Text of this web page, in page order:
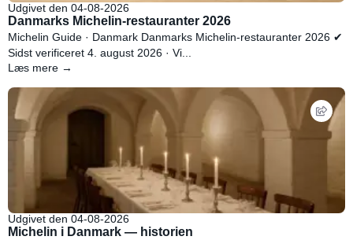
Udgivet den 04-08-2026
Danmarks Michelin-restauranter 2026
Michelin Guide · Danmark Danmarks Michelin-restauranter 2026 ✔
Sidst verificeret 4. august 2026 · Vi...
Læs mere →
Udgivet den 04-08-2026
Michelin i Danmark — historien